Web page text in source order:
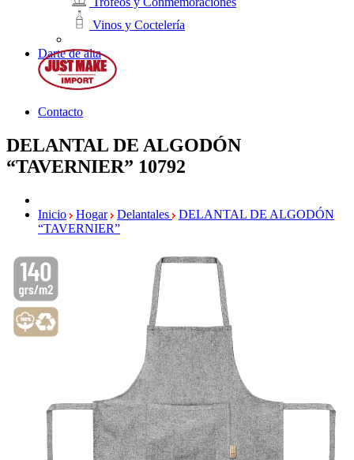
Vinos y Coctelería
Darte de alta
Contacto
DELANTAL DE ALGODÓN
“TAVERNIER” 10792
Inicio Hogar Delantales
DELANTAL DE ALGODÓN
“TAVERNIER”